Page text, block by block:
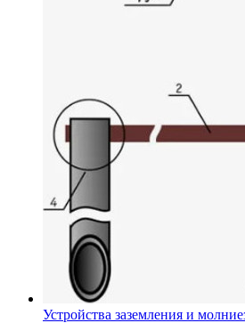
Устройства заземления и